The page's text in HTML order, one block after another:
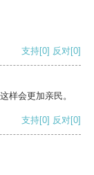
支持[0] 反对[0]
样会更加亲民。
支持[0] 反对[0]